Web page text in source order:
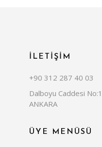
İLETİŞİM
+90 312 287 40 03
Dalboyu Caddesi
ANKARA
ÜYE MENÜSÜ